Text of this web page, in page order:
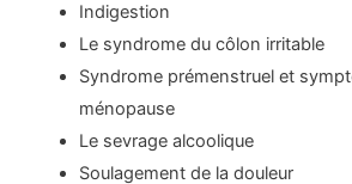
Indigestion
Le syndrome du côlon irritable
Syndrome prémenstruel et
ménopause
Le sevrage alcoolique
Soulagement de la douleur